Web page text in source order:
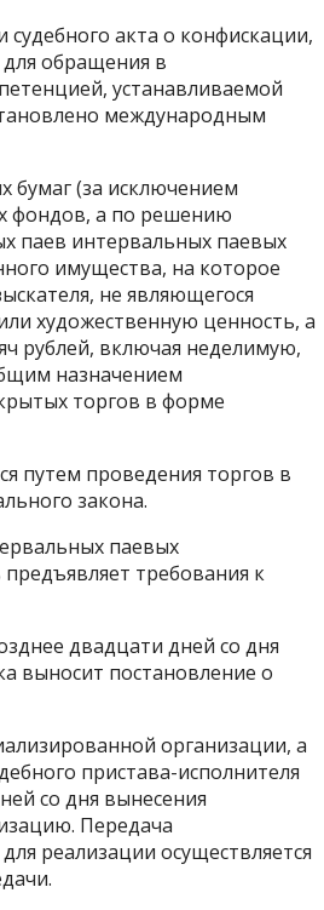
акта о конфискации,
обращения в
устанавливаемой
международным
бумаг (за исключением
фондов, а по решению
паев интервальных паевых
имущества, на которое
не являющегося
художественную ценность, а
рублей, включая неделимую,
назначением
торгов в форме
путем проведения торгов в
закона.
паевых
требования к
двадцати дней со дня
выносит постановление о
организации, а
пристава-исполнителя
со дня вынесения
Передача
реализации осуществляется